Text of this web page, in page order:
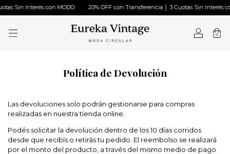
Interés con MODO 20% OFF con Transferencia │ 3 Cuotas Sin Interés con
0
Política de Devolución
Las devoluciones solo podrán gestionarse para compras
realizadas en nuestra tienda online.
Podés solicitar la devolución dentro de los 10 días corridos
desde que recibís o retirás tu pedido. El reembolso se realizará
por el monto del producto, a través del mismo medio de pago